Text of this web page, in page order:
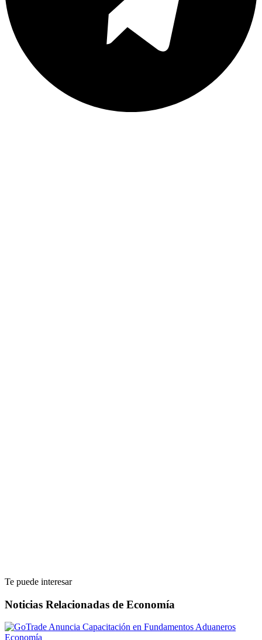
Te puede interesar
Noticias Relacionadas de Economía
Economía